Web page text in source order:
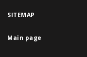
SITEMAP
Main page